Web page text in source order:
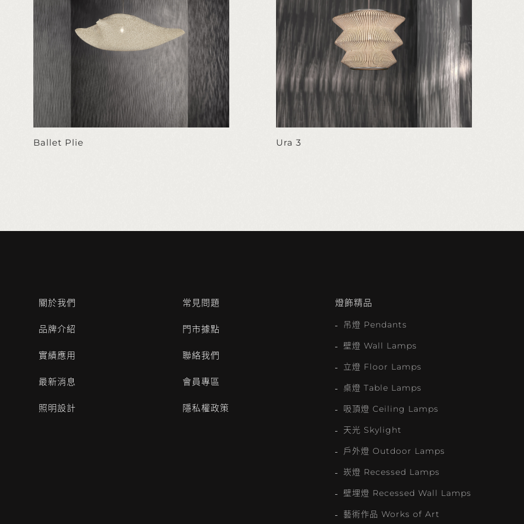
Ballet Plie Ura 3
關於我們
品牌介紹
實績應用
最新消息
照明設計
常見問題
門市據點
聯絡我們
會員專區
隱私權政策
燈飾精品
吊燈 Pendants
壁燈 Wall Lamps
立燈 Floor Lamps
桌燈 Table Lamps
吸頂燈 Ceiling Lamps
天光 Skylight
戶外燈 Outdoor Lamps
崁燈 Recessed Lamps
壁埋燈 Recessed Wall Lamps
藝術作品 Works of Art